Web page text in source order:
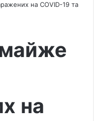
на COVID-19 та
майже
на